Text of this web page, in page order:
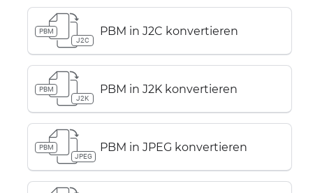
PBM
J2C
PBM in J2C konvertieren
PBM
J2K
PBM in J2K konvertieren
PBM
JPEG
PBM in JPEG konvertieren